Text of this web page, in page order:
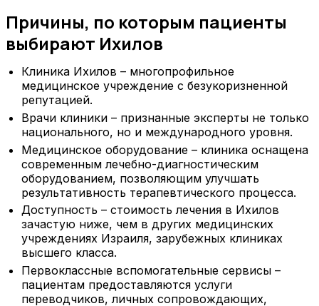
Причины, по которым пациенты
выбирают Ихилов
Клиника Ихилов – многопрофильное
медицинское учреждение с безукоризненной
репутацией.
Врачи клиники – признанные эксперты не только
национального, но и международного уровня.
Медицинское оборудование – клиника оснащена
современным лечебно-диагностическим
оборудованием, позволяющим улучшать
результативность терапевтического процесса.
Доступность – стоимость лечения в Ихилов
зачастую ниже, чем в других медицинских
учреждениях Израиля, зарубежных клиниках
высшего класса.
Первоклассные вспомогательные сервисы –
пациентам предоставляются услуги
переводчиков, личных сопровождающих,